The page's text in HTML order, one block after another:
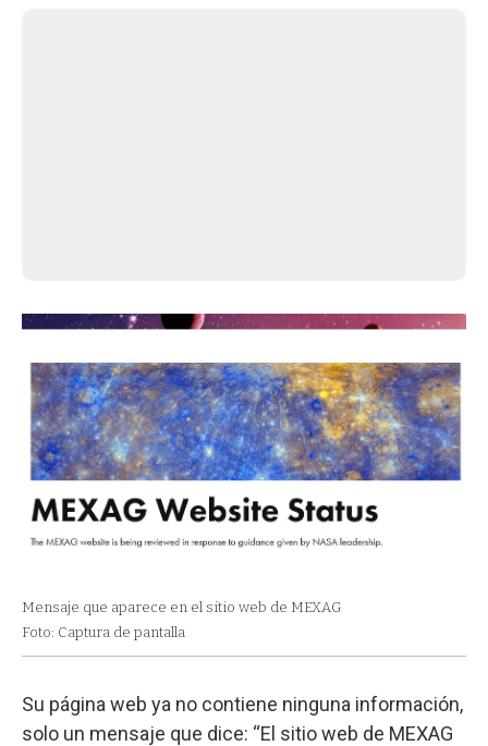
Mensaje que aparece en el sitio web de MEXAG
Foto: Captura de pantalla
Su página web ya no contiene ninguna información,
solo un mensaje que dice: “El sitio web de MEXAG